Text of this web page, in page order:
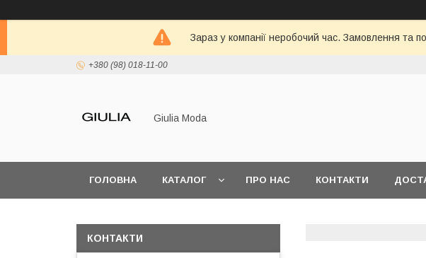
Зараз у компанії неробочий час. Замовлення та
+380 (98) 018-11-00
Giulia Moda
ГОЛОВНА КАТАЛОГ ПРО НАС КОНТАКТИ
КОНТАКТИ